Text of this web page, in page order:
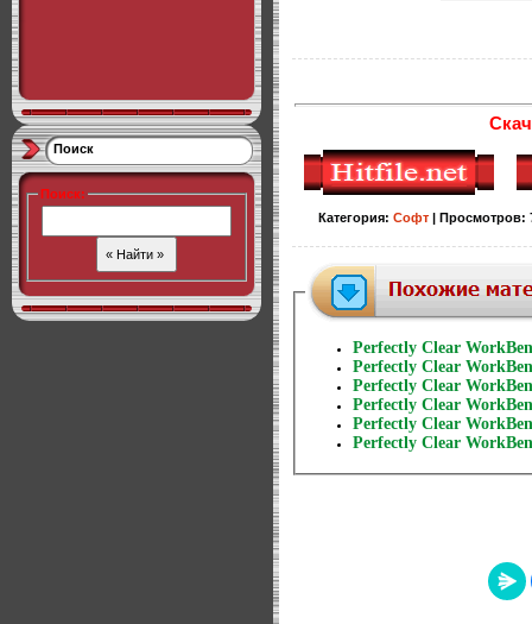
Поиск
Поиск:
Категория: Софт| Просмотров:
Perfectly Clear
Perfectly Clear
Perfectly Clear
Perfectly Clear
Perfectly Clear
Perfectly Clear